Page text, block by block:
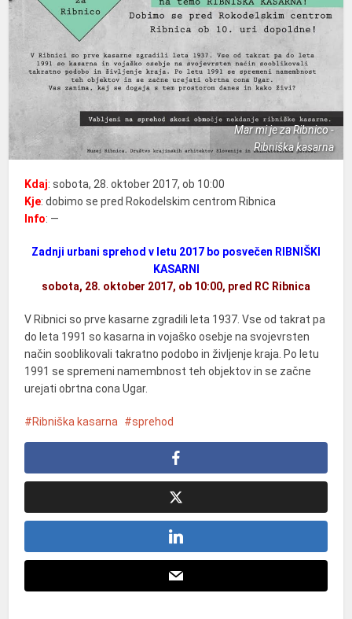
Mar mi je za Ribnico -
Ribniška kasarna
Kdaj: sobota, 28. oktober 2017, ob 10:00
Kje: dobimo se pred Rokodelskim centrom Ribnica
Info: —
Zadnji urbani sprehod v letu 2017 bo posvečen RIBNIŠKI
KASARNI
sobota, 28. oktober 2017, ob 10:00, pred RC Ribnica
V Ribnici so prve kasarne zgradili leta 1937. Vse od takrat pa
do leta 1991 so kasarna in vojaško osebje na svojevrsten
način sooblikovali takratno podobo in življenje kraja. Po letu
1991 se spremeni namembnost teh objektov in se začne
urejati obrtna cona Ugar.
Ribniška kasarna sprehod